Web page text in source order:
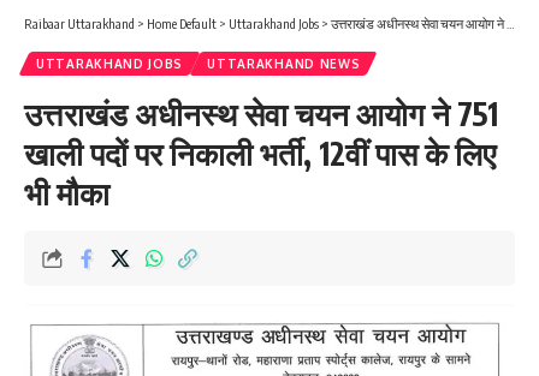
Raibaar Uttarakhand > Home Default > Uttarakhand Jobs > उत्तराखंड अधीनस्थ सेवा चयन आयोग ने 751 खाली पदों पर निकाली भर्ती, 12वीं पास के लिए भी मौका
UTTARAKHAND JOBS UTTARAKHAND NEWS
उत्तराखंड अधीनस्थ सेवा चयन आयोग ने 751
खाली पदों पर निकाली भर्ती, 12वीं पास के लिए
भी मौका